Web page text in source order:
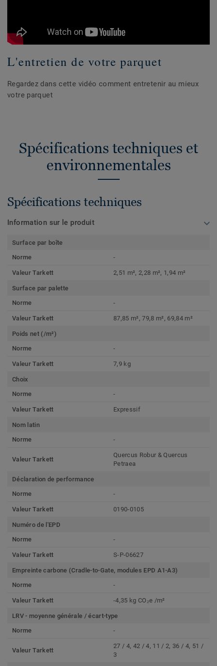
L'entretien de votre parquet
Regardez dans cette vidéo comment entretenir au mieux
votre parquet
Spécifications techniques et
environnementales
Spécifications techniques
Information sur le produit
Surface par boîte
Norme
-
Valeur Tarkett 2,51 m², 2,28 m², 1,94 m²
Surface par palette
Norme
-
Valeur Tarkett 87,85 m², 79,8 m², 69,84 m²
Poids net (/m²)
Norme
-
Valeur Tarkett 7,9 kg
Choix
Norme
-
Valeur Tarkett Expressif
Nom latin
Norme
-
Valeur Tarkett
Quercus Robur & Quercus
Petraea
Déclaration de performance
Norme
-
Valeur Tarkett 0190-0105
Numéro de l'EPD
Norme
-
Valeur Tarkett S-P-06627
Empreinte carbone (Cradle-to-Gate, modules EPD A1-A3)
Norme
-
Valeur Tarkett -4,35 kg CO₂e /m²
LRV - moyenne générale / écart-type
Norme
-
Valeur Tarkett
27 / 4, 42 / 4, 11 / 2, 36 / 4, 51 /
3